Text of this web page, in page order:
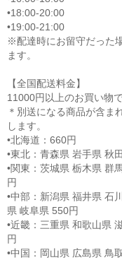
•18:00-20:00
•19:00-21:00
※配達時にお留守だった
ます。
【全国配送料金】
11000円以上のお買い物
＊別送になる商品が含ま
します。
•北海道：660円
•東北：青森県 岩手県 秋
•関東：茨城県 栃木県 群
円
•中部：新潟県 福井県 石
県 岐阜県 550円
•近畿：三重県 和歌山県
円
•中国：岡山県 広島県 鳥